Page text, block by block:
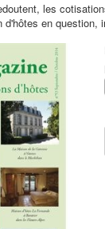
les
en question,